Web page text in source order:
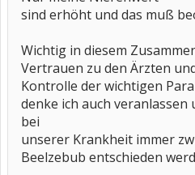
sind erhöht und das muß
Wichtig in diesem
Vertrauen zu den Ärzten
Kontrolle der wichtigen
denke ich auch veranlassen
bei
unserer Krankheit immer
Beelzebub entschieden